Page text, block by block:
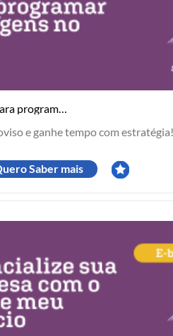
E-book - Guia prático para programar postagens no Meta
e ganhe tempo com estratégia!
Saber mais